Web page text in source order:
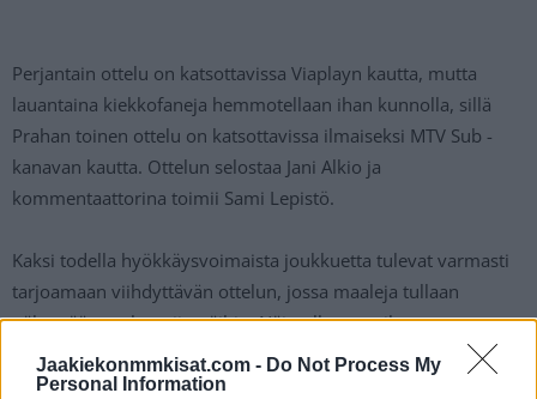
Jaakiekonmmkisat.com - Do Not Process My
Personal Information
Perjantain ottelu on katsottavissa Viaplayn kautta, mutta
lauantaina kiekkofaneja hemmotellaan ihan kunnolla, sillä
Prahan toinen ottelu on katsottavissa ilmaiseksi MTV Sub -
kanavan kautta. Ottelun selostaa Jani Alkio ja
kommentaattorina toimii Sami Lepistö.
Kaksi todella hyökkäysvoimaista joukkuetta tulevat varmasti
tarjoamaan viihdyttävän ottelun, jossa maaleja tullaan
näkemään molempiin päihin. Näin ollen maailman paras
kiekkosarja näyttää parastaan, joten ei muuta kuin
kotisohvilla hyvä asento ja peli pyörimään.